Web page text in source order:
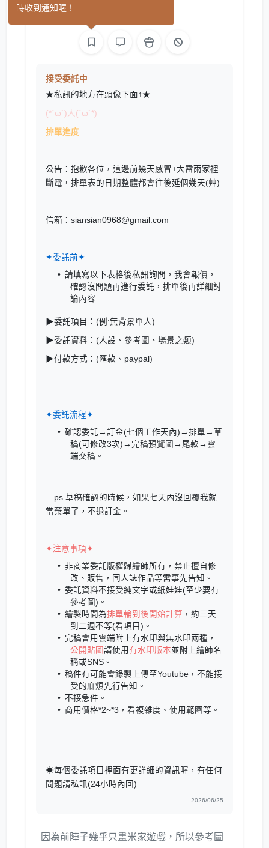
接受委託中
★私訊的地方在頭像下面↑★
(*´ω`)人(´ω`*)
排單進度
公告：抱歉各位，這邊前幾天感冒+大雷雨家裡
斷電，排單表的日期整體都會往後延個幾天(艸)
信箱：siansian0968@gmail.com
✦委託前✦
請填寫以下表格後私訊詢問，我會報價，
確認沒問題再進行委託，排單後再詳細討
論內容
▶委託項目：(例:無背景單人)
▶委託資料：(人設、參考圖、場景之類)
▶付款方式：(匯款、paypal)
✦委託流程✦
確認委託→訂金(七個工作天內)→排單→草
稿(可修改3次)→完稿預覽圖→尾款→雲
端交稿。
ps.草稿確認的時候，如果七天內沒回覆我就
當棄單了，不退訂金。
✦注意事項✦
非商業委託版權歸繪師所有，禁止擅自修
改、販售，同人誌作品等需事先告知。
委託資料不接受純文字或紙娃娃(至少要有
參考圖)。
繪製時間為排單輪到後開始計算 ，約三天
到二週不等(看項目)。
完稿會用雲端附上有水印與無水印兩種，
公開貼圖 請使用 有水印版本並附上繪師名
稱或SNS。
稿件有可能會錄製上傳至Youtube，不能接
受的麻煩先行告知。
不接急件。
商用價格*2~*3，看複雜度、使用範圍等。
☀每個委託項目裡面有更詳細的資訊喔，有任何
問題請私訊(24小時內回)
2026/06/25
因為前陣子幾乎只畫米家遊戲，所以參考圖
時收到通知喔！